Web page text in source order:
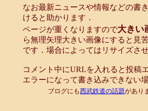
なお最新ニュースや情報などの書
けると助かります．
ページが重くなりますので大きい
ら無理矢理大きい画像にすると見
です．場合によってはリサイズさ
コメント中にURLを入れると投稿
エラーになって書き込みできない
ブログにも西武鉄道の話題があり